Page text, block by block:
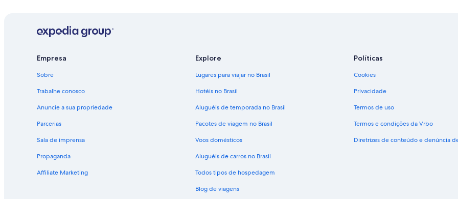
Empresa
Sobre
Trabalhe conosco
Anuncie a sua propriedade
Parcerias
Sala de imprensa
Propaganda
Affiliate Marketing
Explore
Lugares para viajar no Brasil
Hotéis no Brasil
Aluguéis de temporada no Brasil
Pacotes de viagem no Brasil
Voos domésticos
Aluguéis de carros no Brasil
Todos tipos de hospedagem
Blog de viagens
Políticas
Cookies
Privacidade
Termos de uso
Termos e condições da Vrbo
Diretrizes de conteúdo e denúncia